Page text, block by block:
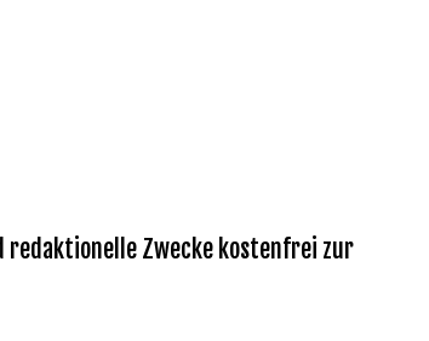
redaktionelle Zwecke kostenfrei zur